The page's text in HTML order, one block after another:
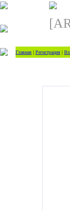
Главная | Регистрация |